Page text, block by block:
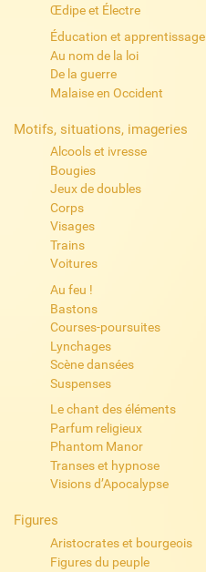
Œdipe et Électre
Éducation et apprentissage
Au nom de la loi
De la guerre
Malaise en Occident
Motifs, situations, imageries
Alcools et ivresse
Bougies
Jeux de doubles
Corps
Visages
Trains
Voitures
Au feu !
Bastons
Courses-poursuites
Lynchages
Scène dansées
Suspenses
Le chant des éléments
Parfum religieux
Phantom Manor
Transes et hypnose
Visions d’Apocalypse
Figures
Aristocrates et bourgeois
Figures du peuple